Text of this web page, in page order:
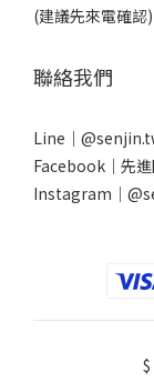
(建議先來電確認)
聯絡我們
Line｜
Facebook｜ 先
Instagram｜
$